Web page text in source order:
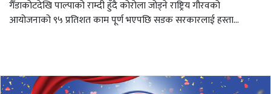
गैँडाकोटदेखि पाल्पाको राम्दी हुँदै कोरोला जोड्ने राष्ट्रिय गौरवको
आयोजनाको ९५ प्रतिशत काम पूर्ण भएपछि सडक सरकारलाई हस्ता...